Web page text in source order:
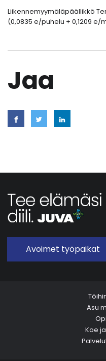
Liikennemyymäläpäällikkö
(0,0835 e/puhelu + 0,1209 e/
Jaa
Avoimet työpaikat
Asu
Koe